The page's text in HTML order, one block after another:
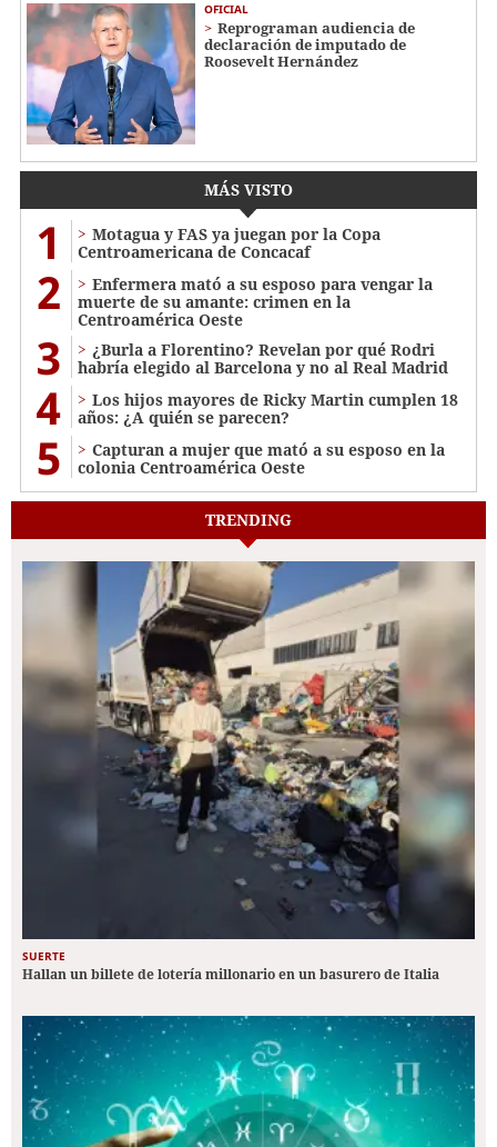
OFICIAL
Reprograman audiencia de
declaración de imputado de
Roosevelt Hernández
MÁS VISTO
1
Motagua y FAS ya juegan por la Copa
Centroamericana de Concacaf
2
Enfermera mató a su esposo para vengar la
muerte de su amante: crimen en la
Centroamérica Oeste
3
¿Burla a Florentino? Revelan por qué Rodri
habría elegido al Barcelona y no al Real Madrid
4
Los hijos mayores de Ricky Martin cumplen 18
años: ¿A quién se parecen?
5
Capturan a mujer que mató a su esposo en la
colonia Centroamérica Oeste
TRENDING
SUERTE
Hallan un billete de lotería millonario en un basurero de Italia